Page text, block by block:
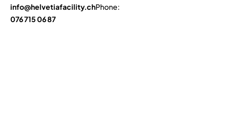
info@helvetiafacility.chPhone:
076 715 06 87